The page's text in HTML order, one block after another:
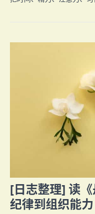
[日志整理] 读
纪律到组织能力